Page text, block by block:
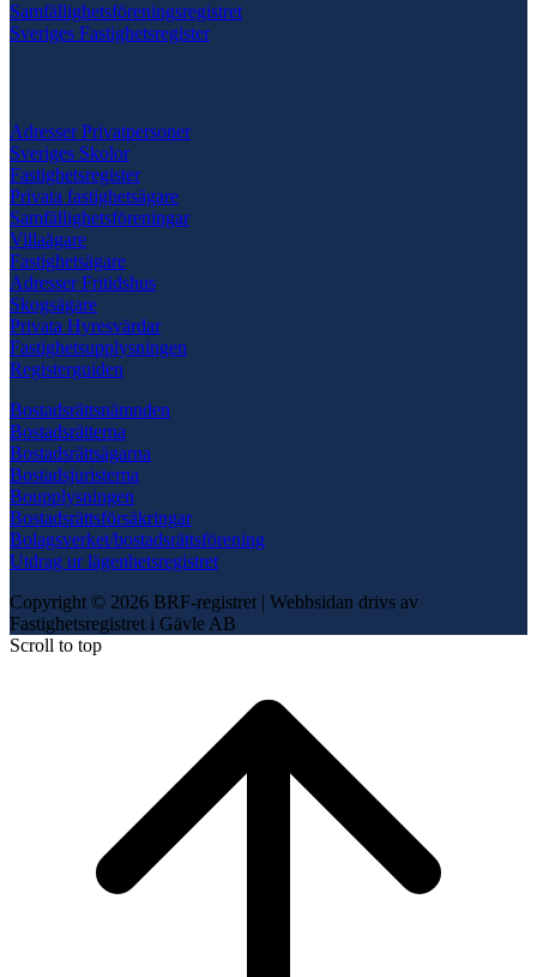
Samfällighetsföreningsregistret
Sveriges Fastighetsregister
Adresser Privatpersoner
Sveriges Skolor
Fastighetsregister
Privata fastighetsägare
Samfällighetsföreningar
Villaägare
Fastighetsägare
Adresser Fritidshus
Skogsägare
Privata Hyresvärdar
Fastighetsupplysningen
Registerguiden
Bostadsrättsnämnden
Bostadsrätterna
Bostadsrättsägarna
Bostadsjuristerna
Boupplysningen
Bostadsrättsförsäkringar
Bolagsverket/bostadsrättsförening
Utdrag ur lägenhetsregistret
Copyright © 2026 BRF-registret | Webbsidan drivs av
Fastighetsregistret i Gävle AB
Scroll to top